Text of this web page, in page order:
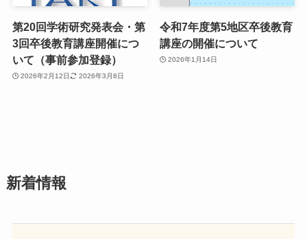
第20回学術研究発表会・第
3回卒後教育講座開催につ
いて（事前参加登録）
2026年2月12日 2026年3月8日
令和7年度第5地区卒後教育
講座の開催について
2026年1月14日
新着情報